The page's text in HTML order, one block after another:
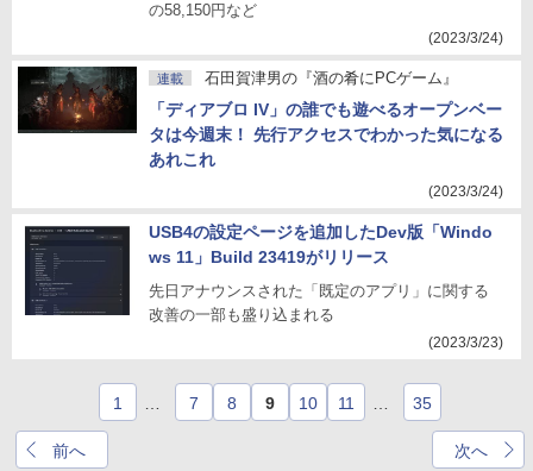
の58,150円など
(2023/3/24)
連載 石田賀津男の『酒の肴にPCゲーム』
「ディアブロ IV」の誰でも遊べるオープンベー
タは今週末！ 先行アクセスでわかった気になる
あれこれ
(2023/3/24)
USB4の設定ページを追加したDev版「Windo
ws 11」Build 23419がリリース
先日アナウンスされた「既定のアプリ」に関する
改善の一部も盛り込まれる
(2023/3/23)
前へ
1 7 8 9 10 11 35
次へ